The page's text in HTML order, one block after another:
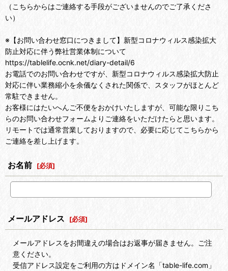
（こちらからはご連絡する手段がございませんのでご了承くださ
い）
※【お問い合わせ窓口につきまして】新型コロナウィルス感染拡大
防止対応に伴う弊社営業体制について
https://tablelife.ocnk.net/diary-detail/6
お電話でのお問い合わせですが、新型コロナウィルス感染拡大防止
対応に伴い業務縮小を余儀なくされた関係で、スタッフがほとんど
常駐できません。
お客様にはたいへんご不便をおかけいたしますが、可能な限りこち
らのお問い合わせフォームよりご連絡をいただけたらと思います。
リモートでは通常営業しておりますので、必要に応じてこちらから
ご連絡を差し上げます。
お名前 [必須]
メールアドレス [必須]
メールアドレスをお間違えの場合はお返事が届きません。ご注
意ください。
受信アドレス設定をご利用の方はドメイン名「table-life.com」